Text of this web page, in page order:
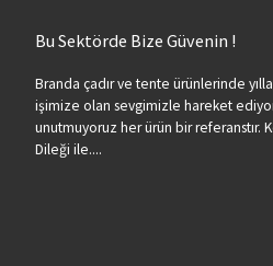
Bu Sektörde Bize Güvenin !
Branda çadır ve tente ürünlerinde
işimize olan sevgimizle hareket
unutmuyoruz her ürün bir referanstır.
Dileği ile....